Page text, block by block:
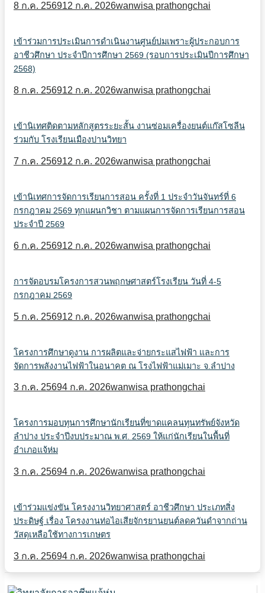
8 ก.ค. 256912 ก.ค. 2026wanwisa prathongchai
เข้าร่วมการประเมินการดำเนินงานศูนย์บ่มเพราะผู้ประกอบการ
อาชีวศึกษา ประจำปีการศึกษา 2569 (รอบการประเมินปีการศึกษา
2568)
8 ก.ค. 256912 ก.ค. 2026wanwisa prathongchai
เข้านิเทศติดตามหลักสูตรระยะสั้น งานซ่อมเครื่องยนต์แก๊สโซลีน
ร่วมกับ โรงเรียนเมืองปานวิทยา
7 ก.ค. 256912 ก.ค. 2026wanwisa prathongchai
เข้านิเทศการจัดการเรียนการสอน ครั้งที่ 1 ประจำวันจันทร์ที่ 6
กรกฎาคม 2569 ทุกแผนกวิชา ตามแผนการจัดการเรียนการสอน
ประจำปี 2569
6 ก.ค. 256912 ก.ค. 2026wanwisa prathongchai
การจัดอบรมโครงการสวนพฤกษศาสตร์โรงเรียน วันที่ 4-5
กรกฎาคม 2569
5 ก.ค. 256912 ก.ค. 2026wanwisa prathongchai
โครงการศึกษาดูงาน การผลิตและจ่ายกระแสไฟฟ้า และการ
จัดการพลังงานไฟฟ้าในอนาคต ณ โรงไฟฟ้าแม่เมาะ จ.ลำปาง
3 ก.ค. 25694 ก.ค. 2026wanwisa prathongchai
โครงการมอบทุนการศึกษานักเรียนที่ขาดแคลนทุนทรัพย์จังหวัด
ลำปาง ประจำปีงบประมาณ พ.ศ. 2569 ให้แก่นักเรียนในพื้นที่
อำเภอแจ้ห่ม
3 ก.ค. 25694 ก.ค. 2026wanwisa prathongchai
เข้าร่วมแข่งขัน โครงงานวิทยาศาสตร์ อาชีวศึกษา ประเภทสิ่ง
ประดิษฐ์ เรื่อง โครงงานท่อไอเสียจักรยานยนต์ลดควันดำจากถ่าน
วัสดุเหลือใช้ทางการเกษตร
3 ก.ค. 25694 ก.ค. 2026wanwisa prathongchai